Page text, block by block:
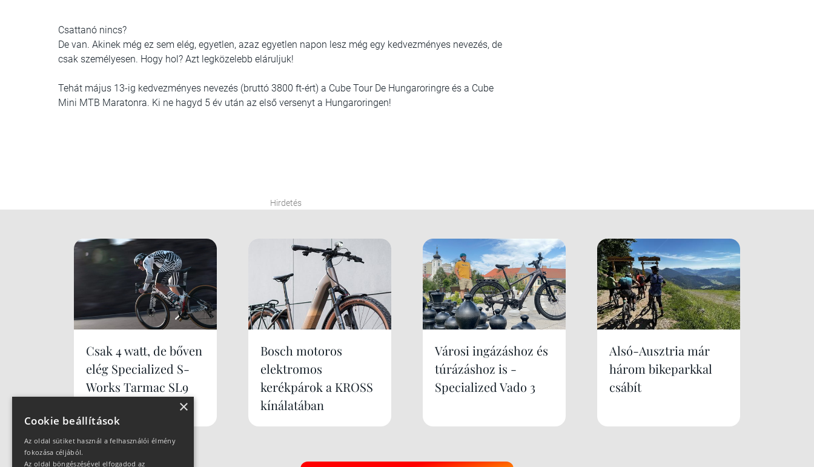
Csattanó nincs?
De van. Akinek még ez sem elég, egyetlen, azaz egyetlen napon lesz még egy kedvezményes nevezés, de
csak személyesen. Hogy hol? Azt legközelebb eláruljuk!
Tehát május 13-ig kedvezményes nevezés (bruttó 3800 ft-ért) a Cube Tour De Hungaroringre és a Cube
Mini MTB Maratonra. Ki ne hagyd 5 év után az első versenyt a Hungaroringen!
Hirdetés
Csak 4 watt, de bőven
elég Specialized S-
Works Tarmac SL9
Bosch motoros
elektromos
kerékpárok a KROSS
kínálatában
Városi ingázáshoz és
túrázáshoz is -
Specialized Vado 3
Alsó-Ausztria már
három bikeparkkal
csábít
×
Cookie beállítások
Az oldal sütiket használ a felhasználói élmény
fokozása céljából.
Az oldal böngészésével elfogadod az